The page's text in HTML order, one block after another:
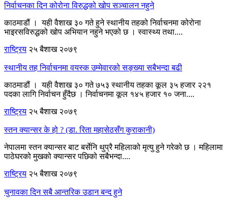
निर्वाचनका दिन कोरोना विरुद्धको खोप सञ्चालन नहुने
काठमाडौं । यही वैशाख ३० गते हुने स्थानीय तहको निर्वाचनमा कोरोना
भाइरसविरुद्धको खोप अभियान नहुने भएको छ । स्वास्थ्य तथा....
राष्ट्रिय २५ बैशाख २०७९
स्थानीय तह निर्वाचनमा वयस्क उम्मेवारको सङ्ख्या सबैभन्दा बढी
काठमाडौं । यही वैशाख ३० गते ७५३ स्थानीय तहका कूल ३५ हजार २२१
पदका लागि निर्वाचन हुँदैछ । निर्वाचनमा कूल १४५ हजार १० जना....
राष्ट्रिय २५ बैशाख २०७९
स्तन क्यान्सर के हो ? (डा. रिता महासेठसँग कुराकानी)
नेपालमा स्तन क्यान्सर बाट बर्सेनि थुप्रै महिलाको मृत्यु हुने गरेको छ । महिलामा
पाठेघरको मुखको क्यान्सर पछिको सबैभन्दा....
राष्ट्रिय २५ बैशाख २०७९
चुनावका दिन सबै आन्तरिक उडान बन्द हुने